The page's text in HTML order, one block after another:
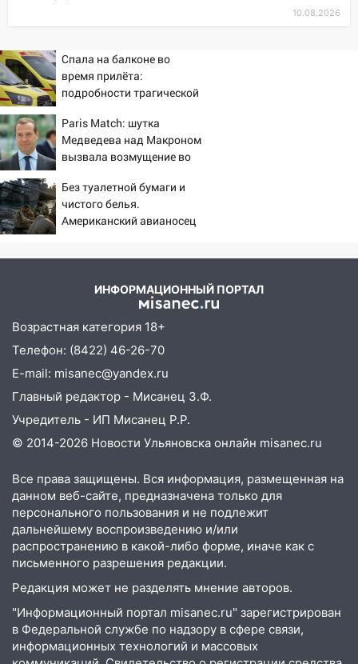
на 10 августа
09.08.2026
21:58
В Ульяновске около «нового»
моста утопили автомобиль «Вольво»
20:20
Итоги 9 августа в Ульяновской
области: разгул стихии, поиски
человека на Волге и транспортный
коллапс
19:43
Из-за ураганного ветра упали
Пепелище на Балтийской: в
Заволжье ульяновские спасатели
17:15 Прогноз погоды на 10 августа в
Ульяновской области
16:00 В Ульяновске во время шторма на
помощь в поисках
в Новом городе
15:12 В Ульяновске выгорела кухня в
многоэтажке
14:18 Гинеколог рассказала о том, с
какими сложностями сталкиваются
молодые мамы
13:02 Соцсети: на улице Розы
Люксембург дерево упало на
автомобиль
10.08.2026
Спала на балконе во
время прилёта:
подробности трагической
Нижнекамске 10/08/2026
– Новости
Paris Match: шутка
Медведева над Макроном
вызвала возмущение во
Без туалетной бумаги и
чистого белья.
Американский авианосец
ИНФОРМАЦИОННЫЙ ПОРТАЛ
Возрастная категория 18+
Телефон: (8422) 46-26-70
E-mail: misanec@yandex.ru
Главный редактор - Мисанец З.Ф.
Учредитель - ИП Мисанец Р.Р.
© 2014-2026 Новости Ульяновска онлайн misanec.ru
Все права защищены. Вся информация, размещенная на
данном веб-сайте, предназначена только для
персонального пользования и не подлежит
дальнейшему воспроизведению и/или
распространению в какой-либо форме, иначе как с
письменного разрешения редакции.
Редакция может не разделять мнение авторов.
"Информационный портал misanec.ru" зарегистрирован
в Федеральной службе по надзору в сфере связи,
информационных технологий и массовых